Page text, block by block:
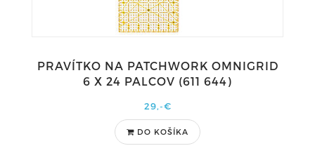
PRAVÍTKO NA PATCHWORK OMNIGRID
6 X 24 PALCOV (611 644)
29,-€
DO KOŠÍKA